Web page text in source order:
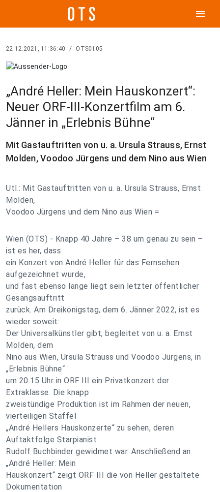
menu
22.12.2021, 11:36:40 / OTS0105
„André Heller: Mein Hauskonzert“:
Neuer ORF-III-Konzertfilm am 6.
Jänner in „Erlebnis Bühne“
Mit Gastauftritten von u. a. Ursula Strauss, Ernst
Molden, Voodoo Jürgens und dem Nino aus Wien
Utl.: Mit Gastauftritten von u. a. Ursula Strauss, Ernst
Molden,
Voodoo Jürgens und dem Nino aus Wien =
Wien (OTS) - Knapp 40 Jahre – 38 um genau zu sein –
ist es her, dass
ein Konzert von André Heller für das Fernsehen
aufgezeichnet wurde,
und fast ebenso lange liegt sein letzter öffentlicher
Gesangsauftritt
zurück. Am Dreikönigstag, dem 6. Jänner 2022, ist es
wieder soweit:
Der Universalkünstler gibt, begleitet von u. a. Ernst
Molden, dem
Nino aus Wien, Ursula Strauss und Voodoo Jürgens, in
„Erlebnis Bühne“
um 20.15 Uhr in ORF III ein Privatkonzert der
Extraklasse. Die knapp
zweistündige Produktion ist im Rahmen der neuen,
vierteiligen Staffel
„André Hellers Hauskonzerte“ zu sehen, deren
Auftaktfolge Starpianist
Rudolf Buchbinder gewidmet war. Anschließend an
„André Heller: Mein
Hauskonzert“ zeigt ORF III die von Heller gestaltete
Dokumentation